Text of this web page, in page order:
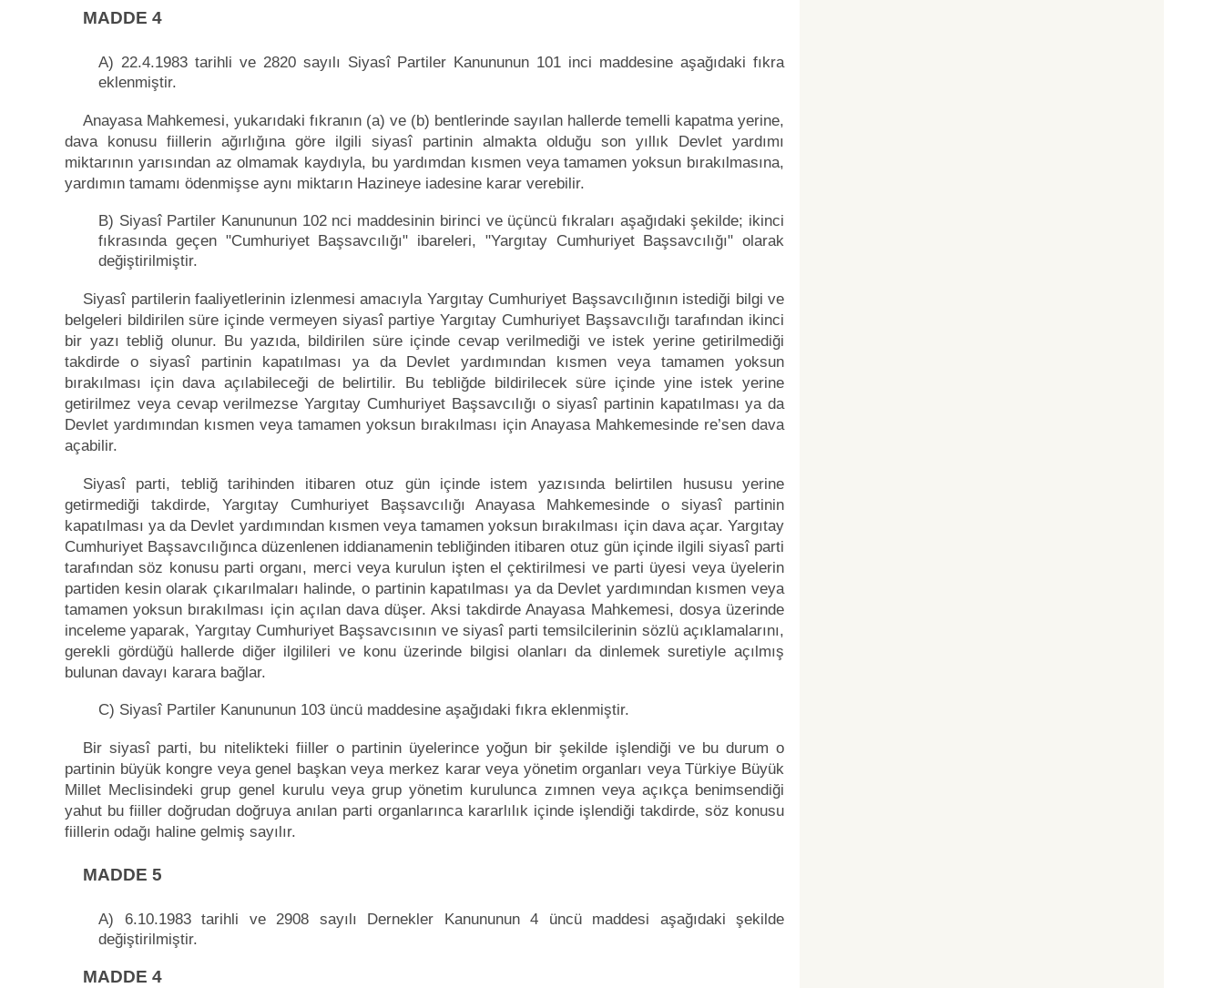
MADDE 4
A) 22.4.1983 tarihli ve 2820 sayılı Siyasî Partiler Kanununun 101 inci maddesine aşağıdaki fıkra
eklenmiştir.
Anayasa Mahkemesi, yukarıdaki fıkranın (a) ve (b) bentlerinde sayılan hallerde temelli kapatma yerine,
dava konusu fiillerin ağırlığına göre ilgili siyasî partinin almakta olduğu son yıllık Devlet yardımı
miktarının yarısından az olmamak kaydıyla, bu yardımdan kısmen veya tamamen yoksun bırakılmasına,
yardımın tamamı ödenmişse aynı miktarın Hazineye iadesine karar verebilir.
B) Siyasî Partiler Kanununun 102 nci maddesinin birinci ve üçüncü fıkraları aşağıdaki şekilde; ikinci
fıkrasında geçen "Cumhuriyet Başsavcılığı" ibareleri, "Yargıtay Cumhuriyet Başsavcılığı" olarak
değiştirilmiştir.
Siyasî partilerin faaliyetlerinin izlenmesi amacıyla Yargıtay Cumhuriyet Başsavcılığının istediği bilgi ve
belgeleri bildirilen süre içinde vermeyen siyasî partiye Yargıtay Cumhuriyet Başsavcılığı tarafından ikinci
bir yazı tebliğ olunur. Bu yazıda, bildirilen süre içinde cevap verilmediği ve istek yerine getirilmediği
takdirde o siyasî partinin kapatılması ya da Devlet yardımından kısmen veya tamamen yoksun
bırakılması için dava açılabileceği de belirtilir. Bu tebliğde bildirilecek süre içinde yine istek yerine
getirilmez veya cevap verilmezse Yargıtay Cumhuriyet Başsavcılığı o siyasî partinin kapatılması ya da
Devlet yardımından kısmen veya tamamen yoksun bırakılması için Anayasa Mahkemesinde re’sen dava
açabilir.
Siyasî parti, tebliğ tarihinden itibaren otuz gün içinde istem yazısında belirtilen hususu yerine
getirmediği takdirde, Yargıtay Cumhuriyet Başsavcılığı Anayasa Mahkemesinde o siyasî partinin
kapatılması ya da Devlet yardımından kısmen veya tamamen yoksun bırakılması için dava açar. Yargıtay
Cumhuriyet Başsavcılığınca düzenlenen iddianamenin tebliğinden itibaren otuz gün içinde ilgili siyasî parti
tarafından söz konusu parti organı, merci veya kurulun işten el çektirilmesi ve parti üyesi veya üyelerin
partiden kesin olarak çıkarılmaları halinde, o partinin kapatılması ya da Devlet yardımından kısmen veya
tamamen yoksun bırakılması için açılan dava düşer. Aksi takdirde Anayasa Mahkemesi, dosya üzerinde
inceleme yaparak, Yargıtay Cumhuriyet Başsavcısının ve siyasî parti temsilcilerinin sözlü açıklamalarını,
gerekli gördüğü hallerde diğer ilgilileri ve konu üzerinde bilgisi olanları da dinlemek suretiyle açılmış
bulunan davayı karara bağlar.
C) Siyasî Partiler Kanununun 103 üncü maddesine aşağıdaki fıkra eklenmiştir.
Bir siyasî parti, bu nitelikteki fiiller o partinin üyelerince yoğun bir şekilde işlendiği ve bu durum o
partinin büyük kongre veya genel başkan veya merkez karar veya yönetim organları veya Türkiye Büyük
Millet Meclisindeki grup genel kurulu veya grup yönetim kurulunca zımnen veya açıkça benimsendiği
yahut bu fiiller doğrudan doğruya anılan parti organlarınca kararlılık içinde işlendiği takdirde, söz konusu
fiillerin odağı haline gelmiş sayılır.
MADDE 5
A) 6.10.1983 tarihli ve 2908 sayılı Dernekler Kanununun 4 üncü maddesi aşağıdaki şekilde
değiştirilmiştir.
MADDE 4